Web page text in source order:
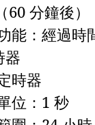
60 分鐘後）
能：經過時
器
時器
位： 1 秒